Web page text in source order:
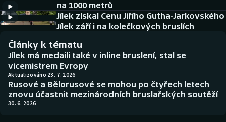
Baseball a softbal
Biatlon
Boby a skeleton
Soutěže
Aplikace ČT sport
AZ kvíz
na 1000 metrů
Jílek získal Cenu Jiřího Gutha-Jarkovského
Jílek září i na kolečkových bruslích
Články k tématu
Jílek má medaili také v inline bruslení, stal se
vicemistrem Evropy
Aktualizováno 23. 7. 2026
Rusové a Bělorusové se mohou po čtyřech letech
znovu účastnit mezinárodních bruslařských soutěží
30. 6. 2026